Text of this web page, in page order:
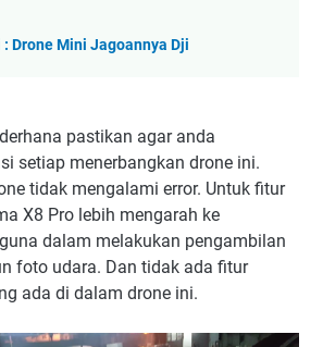
Drone Mini Jagoannya Dji
pastikan agar anda
setiap menerbangkan drone ini.
tidak mengalami error. Untuk fitur
X8 Pro lebih mengarah ke
dalam melakukan pengambilan
foto udara. Dan tidak ada fitur
ada di dalam drone ini.